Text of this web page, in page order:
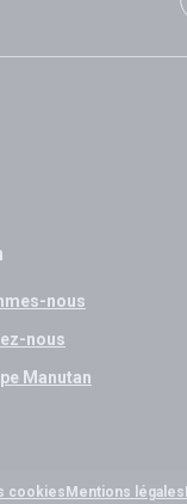
nous
nous
Manutan
cookies Mentions légales